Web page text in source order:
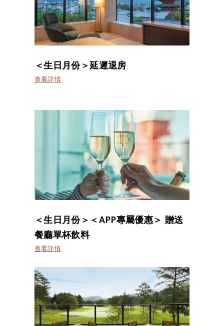
＜生日月份＞延遲退房
查看詳情
＜生日月份＞＜APP專屬優惠＞ 贈送
餐廳單杯飲料
查看詳情